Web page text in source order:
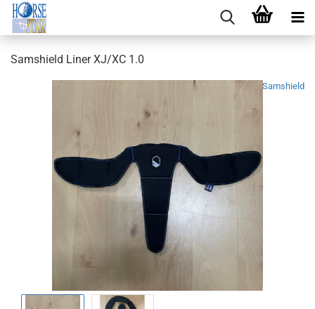
Samshield Liner XJ/XC 1.0
Samshield